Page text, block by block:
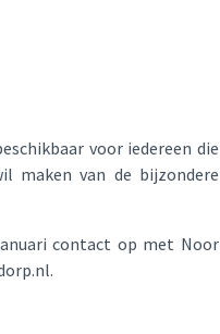
voor iedereen die
maken van de bijzondere
contact op met Noor